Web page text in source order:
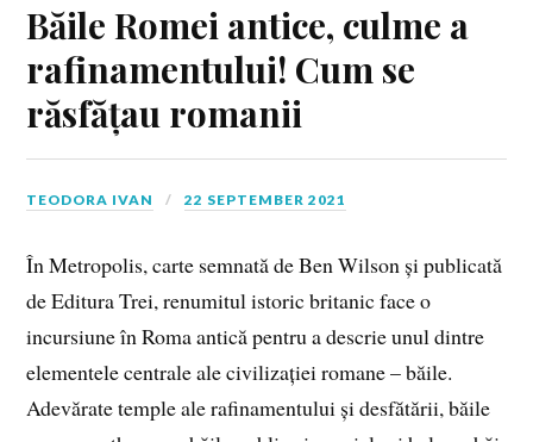
Băile Romei antice, culme a
rafinamentului! Cum se
răsfățau romanii
TEODORA IVAN 22 SEPTEMBER 2021
În Metropolis, carte semnată de Ben Wilson și publicată
de Editura Trei, renumitul istoric britanic face o
incursiune în Roma antică pentru a descrie unul dintre
elementele centrale ale civilizației romane – băile.
Adevărate temple ale rafinamentului și desfătării, băile